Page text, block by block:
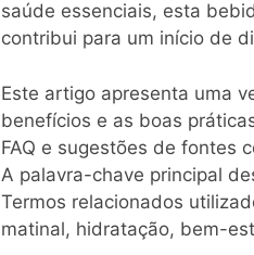
saúde essenciais, esta
contribui para um início de
Este artigo apresenta uma
benefícios e as boas
FAQ e sugestões de fontes
A palavra-chave principal
Termos relacionados
matinal, hidratação, bem-